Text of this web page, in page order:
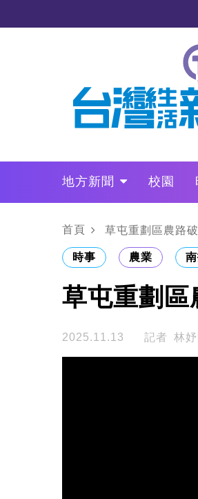
地方新聞 校園
政治
財經 LO叩
首頁 草屯重劃區農路
時事 農業
草屯重劃區
2025.11.13 記者 林